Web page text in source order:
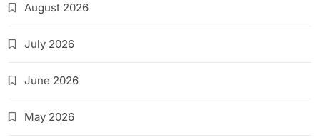
August 2026
July 2026
June 2026
May 2026